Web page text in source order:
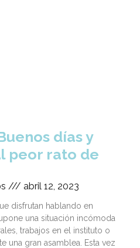
días y
peor rato de
abril 12, 2023
disfrutan hablando en
una situación incómoda
trabajos en el instituto o
una gran asamblea. Esta vez